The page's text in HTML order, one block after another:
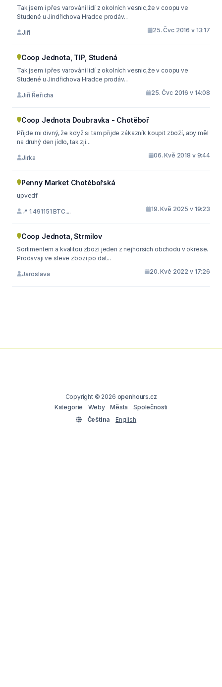
Tak jsem i přes varování lidí z okolních vesnic,že v coopu ve
Studené u Jindřichova Hradce prodáv...
Jiří 25. Čvc 2016 v 13:17
Coop Jednota, TIP, Studená
Tak jsem i přes varování lidí z okolních vesnic,že v coopu ve
Studené u Jindřichova Hradce prodáv...
Jiří Řeřicha 25. Čvc 2016 v 14:08
Coop Jednota Doubravka - Chotěboř
Přijde mi divný, že když si tam přijde zákazník koupit zboží, aby měl
na druhý den jídlo, tak zji...
Jirka 06. Kvě 2018 v 9:44
Penny Market Chotěbořská
upvedf
📍 1.491151 BTC.... 19. Kvě 2025 v 19:23
Coop Jednota, Strmilov
Sortimentem a kvalitou zbozi jeden z nejhorsich obchodu v okrese.
Prodavaji ve sleve zbozi po dat...
Jaroslava 20. Kvě 2022 v 17:26
Copyright © 2026 openhours.cz
Kategorie
Weby Města
Společnosti
Čeština
English